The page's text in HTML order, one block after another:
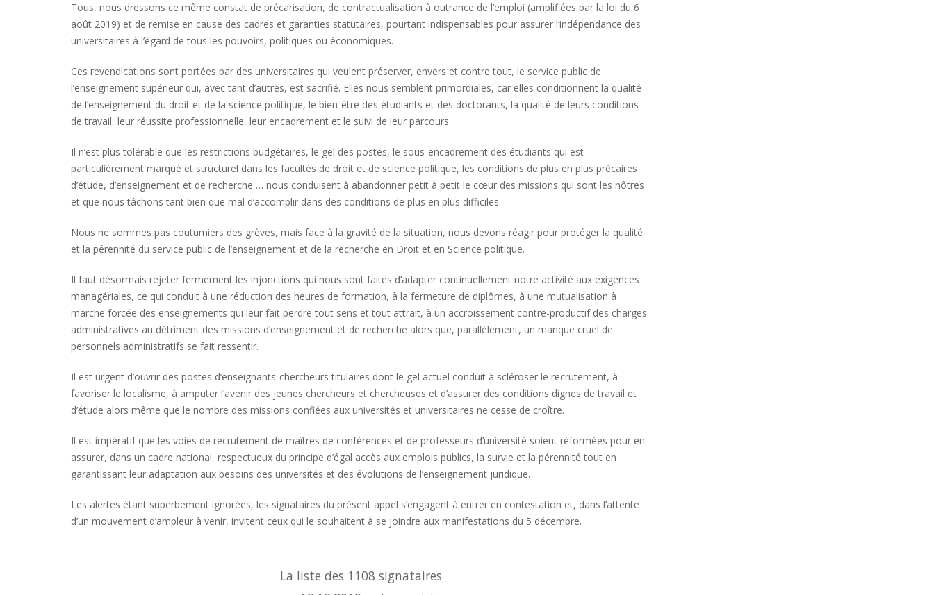
Tous, nous dressons ce même constat de précarisation, de contractualisation à outrance de l’emploi (amplifiées par la loi du 6
août 2019) et de remise en cause des cadres et garanties statutaires, pourtant indispensables pour assurer l’indépendance des
universitaires à l’égard de tous les pouvoirs, politiques ou économiques.
Ces revendications sont portées par des universitaires qui veulent préserver, envers et contre tout, le service public de
l’enseignement supérieur qui, avec tant d’autres, est sacrifié. Elles nous semblent primordiales, car elles conditionnent la qualité
de l’enseignement du droit et de la science politique, le bien-être des étudiants et des doctorants, la qualité de leurs conditions
de travail, leur réussite professionnelle, leur encadrement et le suivi de leur parcours.
Il n’est plus tolérable que les restrictions budgétaires, le gel des postes, le sous-encadrement des étudiants qui est
particulièrement marqué et structurel dans les facultés de droit et de science politique, les conditions de plus en plus précaires
d’étude, d’enseignement et de recherche … nous conduisent à abandonner petit à petit le cœur des missions qui sont les nôtres
et que nous tâchons tant bien que mal d’accomplir dans des conditions de plus en plus difficiles.
Nous ne sommes pas coutumiers des grèves, mais face à la gravité de la situation, nous devons réagir pour protéger la qualité
et la pérennité du service public de l’enseignement et de la recherche en Droit et en Science politique.
Il faut désormais rejeter fermement les injonctions qui nous sont faites d’adapter continuellement notre activité aux exigences
managériales, ce qui conduit à une réduction des heures de formation, à la fermeture de diplômes, à une mutualisation à
marche forcée des enseignements qui leur fait perdre tout sens et tout attrait, à un accroissement contre-productif des charges
administratives au détriment des missions d’enseignement et de recherche alors que, parallèlement, un manque cruel de
personnels administratifs se fait ressentir.
Il est urgent d’ouvrir des postes d’enseignants-chercheurs titulaires dont le gel actuel conduit à scléroser le recrutement, à
favoriser le localisme, à amputer l’avenir des jeunes chercheurs et chercheuses et d’assurer des conditions dignes de travail et
d’étude alors même que le nombre des missions confiées aux universités et universitaires ne cesse de croître.
Il est impératif que les voies de recrutement de maîtres de conférences et de professeurs d’université soient réformées pour en
assurer, dans un cadre national, respectueux du principe d’égal accès aux emplois publics, la survie et la pérennité tout en
garantissant leur adaptation aux besoins des universités et des évolutions de l’enseignement juridique.
Les alertes étant superbement ignorées, les signataires du présent appel s’engagent à entrer en contestation et, dans l’attente
d’un mouvement d’ampleur à venir, invitent ceux qui le souhaitent à se joindre aux manifestations du 5 décembre.
La liste des 1108 signataires